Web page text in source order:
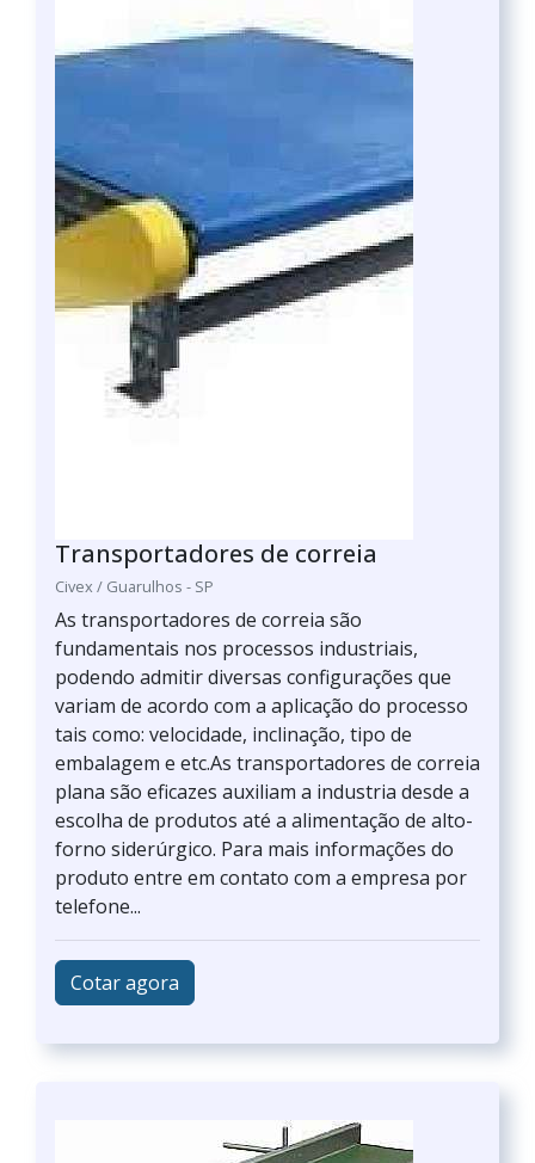
Transportadores de correia
Civex / Guarulhos - SP
As transportadores de correia são
fundamentais nos processos industriais,
podendo admitir diversas configurações que
variam de acordo com a aplicação do processo
tais como: velocidade, inclinação, tipo de
embalagem e etc.As transportadores de correia
plana são eficazes auxiliam a industria desde a
escolha de produtos até a alimentação de alto-
forno siderúrgico. Para mais informações do
produto entre em contato com a empresa por
telefone...
Cotar agora